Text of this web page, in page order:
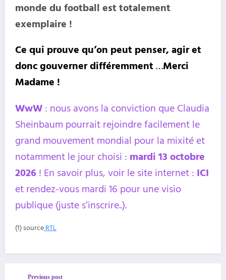
monde du football est totalement
exemplaire !
Ce qui prouve qu’on peut penser, agir et
donc gouverner différemment…Merci
Madame !
WwW : nous avons la conviction que Claudia
Sheinbaum pourrait rejoindre facilement le
grand mouvement mondial pour la mixité et
notamment le jour choisi : mardi 13 octobre
2026 ! En savoir plus, voir le site internet : ICI
et rendez-vous mardi 16 pour une visio
publique (juste s’inscrire..).
(1) source RTL
Previous post